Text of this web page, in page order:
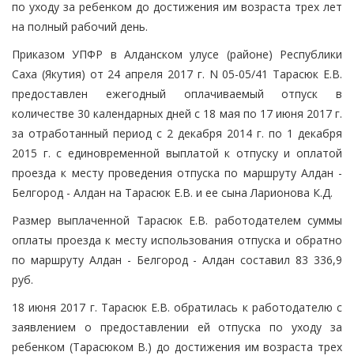
по уходу за ребенком до достижения им возраста трех лет
на полный рабочий день.
Приказом УПФР в Алданском улусе (районе) Республики
Саха (Якутия) от 24 апреля 2017 г. N 05-05/41 Тарасюк Е.В.
предоставлен ежегодный оплачиваемый отпуск в
количестве 30 календарных дней с 18 мая по 17 июня 2017 г.
за отработанный период с 2 декабря 2014 г. по 1 декабря
2015 г. с единовременной выплатой к отпуску и оплатой
проезда к месту проведения отпуска по маршруту Алдан -
Белгород - Алдан на Тарасюк Е.В. и ее сына Ларионова К.Д.
Размер выплаченной Тарасюк Е.В. работодателем суммы
оплаты проезда к месту использования отпуска и обратно
по маршруту Алдан - Белгород - Алдан составил 83 336,9
руб.
18 июня 2017 г. Тарасюк Е.В. обратилась к работодателю с
заявлением о предоставлении ей отпуска по уходу за
ребенком (Тарасюком В.) до достижения им возраста трех